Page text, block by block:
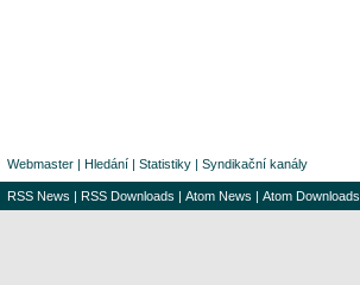
Webmaster | Hledání | Statistiky | Syndikační kanály
RSS News | RSS Downloads | Atom News | Atom Downloads